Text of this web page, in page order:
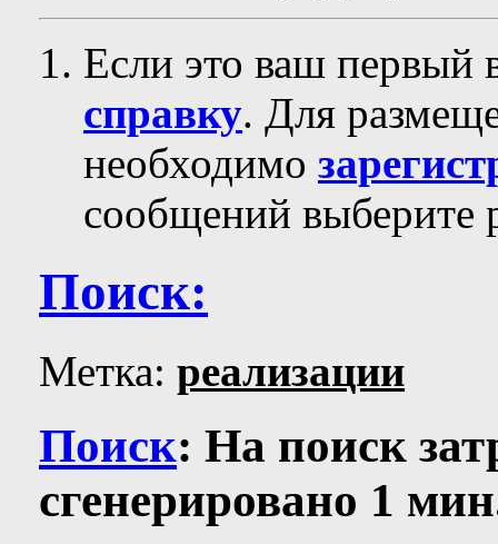
Если это ваш первый
справку. Для
необходимо
сообщений выберите
Поиск:
Метка: реализации
Поиск: На поиск
сгенерировано 1